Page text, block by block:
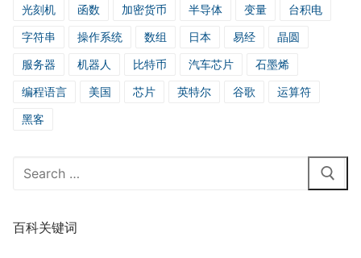
光刻机
函数 加密货币 半导体 变量
台积电
字符串
操作系统 数组 日本 易经
晶圆
服务器
机器人 比特币 汽车芯片
石墨烯
编程语言
美国 芯片 英特尔 谷歌
运算符
黑客
Search
百科关键词